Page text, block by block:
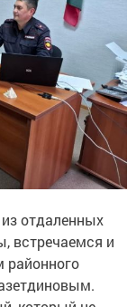
отдаленных
встречаемся и
районного